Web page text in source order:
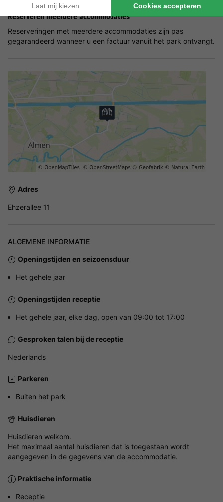
Reserveren meerdere accommodaties
Reserveringen met meerdere accommodaties zijn pas
gegarandeerd wanneer u een factuur vanuit het park ontvangt.
Adres
Ehzerallee 11
ALGEMENE INFORMATIE
Openingstijden en seizoensduur
Het gehele jaar
Openingstijden receptie
Het gehele jaar, elke dag, open van 09:00 tot 17:00
Gesproken talen bij de receptie
Nederlands
Parkeren
Buiten het park
Huisdieren
Huisdieren welkom.
Het maximaal aantal huisdieren dat is toegestaan wordt
aangegeven in de gegevens van de accommodatie.
Praktische informatie
Receptie